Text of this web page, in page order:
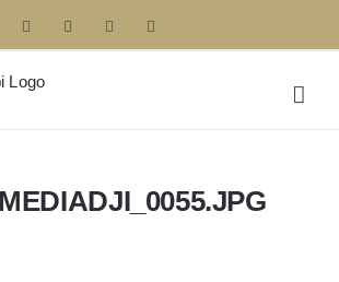
FacebookInstagramCorreo